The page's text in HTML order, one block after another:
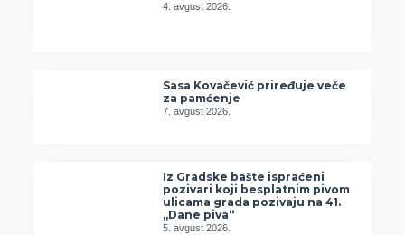
4. avgust 2026.
Sasa Kovačević priređuje veče
za pamćenje
7. avgust 2026.
Iz Gradske bašte ispraćeni
pozivari koji besplatnim pivom
ulicama grada pozivaju na 41.
„Dane piva“
5. avgust 2026.